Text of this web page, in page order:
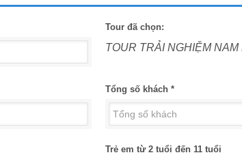
Tour đã chọn:
TOUR TRẢI NGHIỆM
Tổng số khách *
Trẻ em từ 2 tuổi đến 11 tuổi